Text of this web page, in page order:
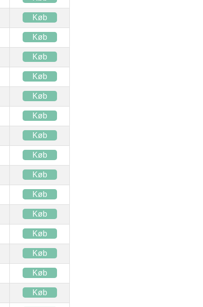
Køb
Køb
Køb
Køb
Køb
Køb
Køb
Køb
Køb
Køb
Køb
Køb
Køb
Køb
Køb